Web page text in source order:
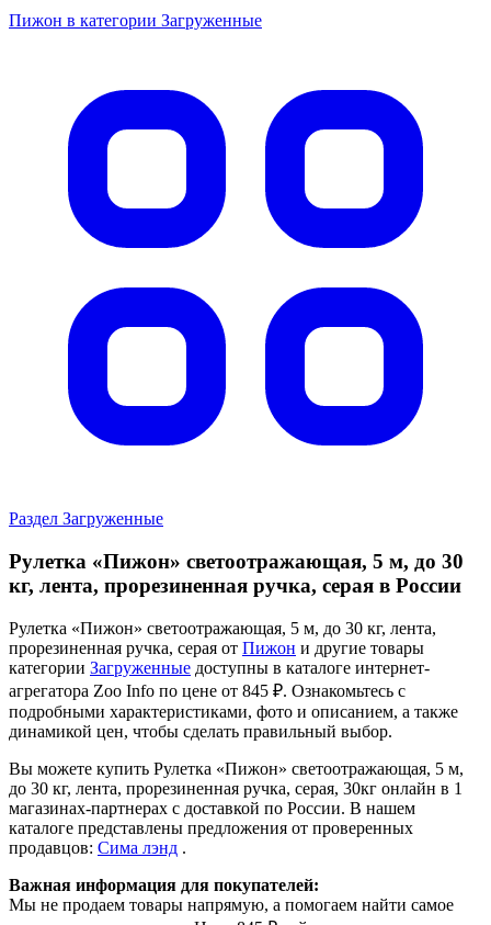
Пижон в категории Загруженные
Раздел Загруженные
Рулетка «Пижон» светоотражающая, 5 м, до 30
кг, лента, прорезиненная ручка, серая в России
Рулетка «Пижон» светоотражающая, 5 м, до 30 кг, лента,
прорезиненная ручка, серая от Пижон и другие товары
категории Загруженные доступны в каталоге интернет-
агрегатора Zoo Info по цене от 845 ₽. Ознакомьтесь с
подробными характеристиками, фото и описанием, а также
динамикой цен, чтобы сделать правильный выбор.
Вы можете купить Рулетка «Пижон» светоотражающая, 5 м,
до 30 кг, лента, прорезиненная ручка, серая, 30кг онлайн в 1
магазинах-партнерах с доставкой по России. В нашем
каталоге представлены предложения от проверенных
продавцов: Сима лэнд .
Важная информация для покупателей:
Мы не продаем товары напрямую, а помогаем найти самое